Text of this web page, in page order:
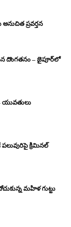
ప్రవర్తన
దొంగతనం – జైపూర్‌లో
యువతులు
క్రిమినల్
మహిళ గుట్టు